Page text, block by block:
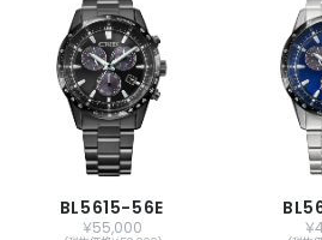
ローカルタイ
メーカー保証
国際保証3年
CITIZENご登
BL5615-56E
￥55,000